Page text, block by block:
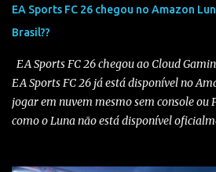
EA Sports FC 26 chegou no Amazon
Brasil??
EA Sports FC 26 chegou ao Cloud
EA Sports FC 26 já está disponível no
jogar em nuvem mesmo sem console ou
como o Luna não está disponível